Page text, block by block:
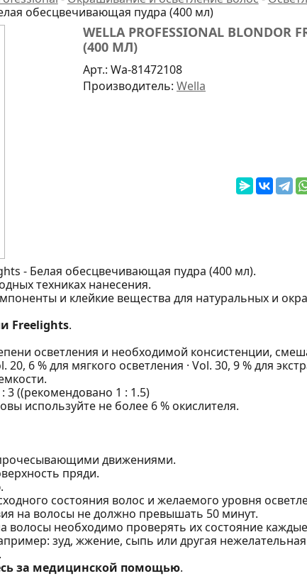
обесцвечивающая пудра (400 мл)
WELLA PROFESSIONAL
(400 МЛ)
Арт.: Wa-81472108
Производитель: Wella
- Белая обесцвечивающая пудра (400 мл).
техниках нанесения.
и клейкие вещества для натуральных и
Freelights.
осветления и необходимой консистенции,
20, 6 % для мягкого осветления · Vol. 30, 9 % для
((рекомендовано 1 : 1.5)
используйте не более 6 % окислителя.
движениями.
пряди.
состояния волос и желаемого уровня
на волосы не должно превышать 50 минут.
волосы необходимо проверять их состояние
зуд, жжение, сыпь или другая
за медицинской помощью.